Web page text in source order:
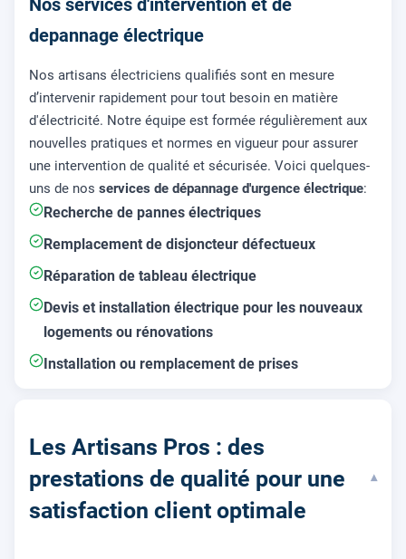
Nos services d'intervention et de
depannage électrique
Nos artisans électriciens qualifiés sont en mesure
d’intervenir rapidement pour tout besoin en matière
d'électricité. Notre équipe est formée régulièrement aux
nouvelles pratiques et normes en vigueur pour assurer
une intervention de qualité et sécurisée. Voici quelques-
uns de nos services de dépannage d'urgence électrique:
Recherche de pannes électriques
Remplacement de disjoncteur défectueux
Réparation de tableau électrique
Devis et installation électrique pour les nouveaux
logements ou rénovations
Installation ou remplacement de prises
Les Artisans Pros : des
prestations de qualité pour une
satisfaction client optimale
▾